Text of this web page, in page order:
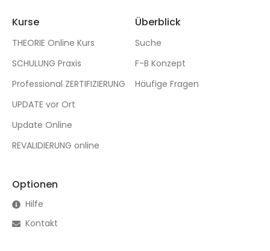
Kurse
THEORIE Online Kurs
SCHULUNG Praxis
Professional ZERTIFIZIERUNG
UPDATE vor Ort
Update Online
REVALIDIERUNG online
Überblick
Suche
F-B Konzept
Häufige Fragen
Optionen
Hilfe
Kontakt